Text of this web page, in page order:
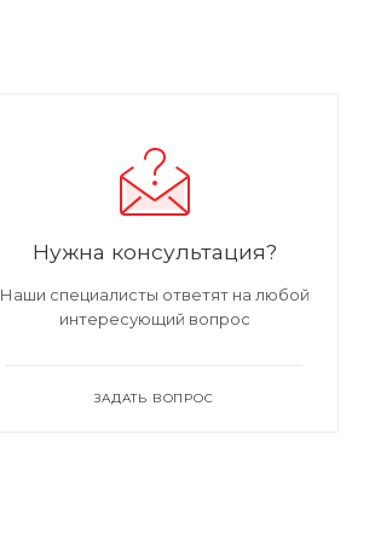
Нужна консультация?
Наши специалисты ответят на любой
интересующий вопрос
ЗАДАТЬ ВОПРОС